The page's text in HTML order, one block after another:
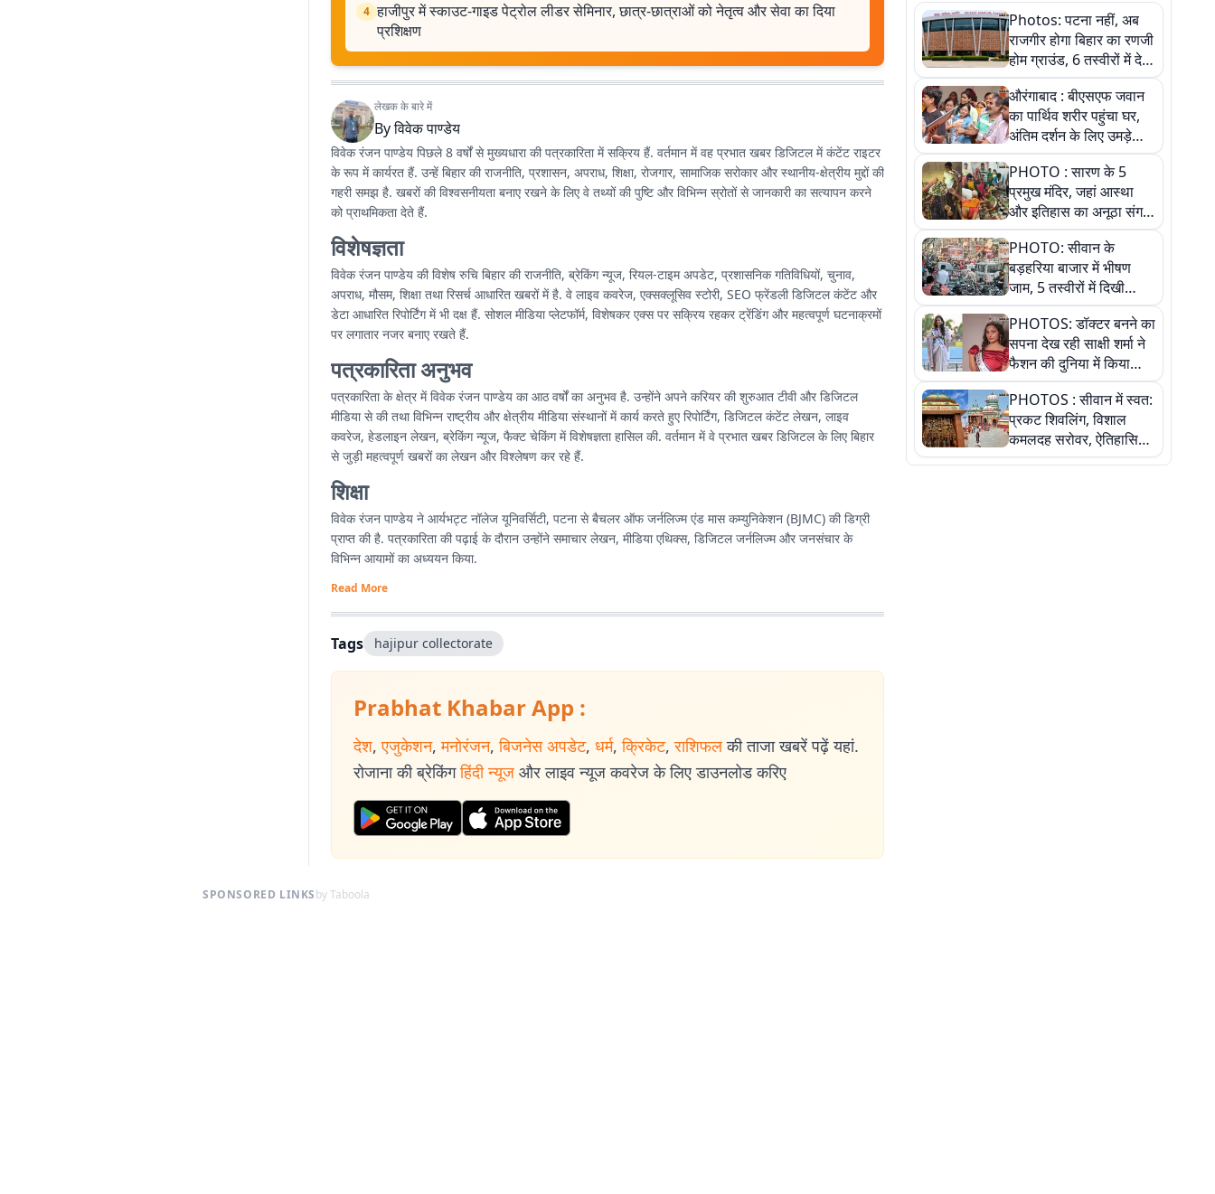
4 हाजीपुर में स्काउट-गाइड पेट्रोल लीडर सेमिनार, छात्र-छात्राओं को नेतृत्व और सेवा का दिया
प्रशिक्षण
लेखक के बारे में
Byविवेक पाण्डेय
विवेक रंजन पाण्डेय पिछले 8 वर्षों से मुख्यधारा की पत्रकारिता में सक्रिय हैं. वर्तमान में वह प्रभात खबर डिजिटल में कंटेंट राइटर
के रूप में कार्यरत हैं. उन्हें बिहार की राजनीति, प्रशासन, अपराध, शिक्षा, रोजगार, सामाजिक सरोकार और स्थानीय-क्षेत्रीय मुद्दों की
गहरी समझ है. खबरों की विश्वसनीयता बनाए रखने के लिए वे तथ्यों की पुष्टि और विभिन्न स्रोतों से जानकारी का सत्यापन करने
को प्राथमिकता देते हैं.
विशेषज्ञता
विवेक रंजन पाण्डेय की विशेष रुचि बिहार की राजनीति, ब्रेकिंग न्यूज, रियल-टाइम अपडेट, प्रशासनिक गतिविधियों, चुनाव,
अपराध, मौसम, शिक्षा तथा रिसर्च आधारित खबरों में है. वे लाइव कवरेज, एक्सक्लूसिव स्टोरी, SEO फ्रेंडली डिजिटल कंटेंट और
डेटा आधारित रिपोर्टिंग में भी दक्ष हैं. सोशल मीडिया प्लेटफॉर्म, विशेषकर एक्स पर सक्रिय रहकर ट्रेंडिंग और महत्वपूर्ण घटनाक्रमों
पर लगातार नजर बनाए रखते हैं.
पत्रकारिता अनुभव
पत्रकारिता के क्षेत्र में विवेक रंजन पाण्डेय का आठ वर्षों का अनुभव है. उन्होंने अपने करियर की शुरुआत टीवी और डिजिटल
मीडिया से की तथा विभिन्न राष्ट्रीय और क्षेत्रीय मीडिया संस्थानों में कार्य करते हुए रिपोर्टिंग, डिजिटल कंटेंट लेखन, लाइव
कवरेज, हेडलाइन लेखन, ब्रेकिंग न्यूज, फैक्ट चेकिंग में विशेषज्ञता हासिल की. वर्तमान में वे प्रभात खबर डिजिटल के लिए बिहार
से जुड़ी महत्वपूर्ण खबरों का लेखन और विश्लेषण कर रहे हैं.
शिक्षा
विवेक रंजन पाण्डेय ने आर्यभट्ट नॉलेज यूनिवर्सिटी, पटना से बैचलर ऑफ जर्नलिज्म एंड मास कम्युनिकेशन (BJMC) की डिग्री
प्राप्त की है. पत्रकारिता की पढ़ाई के दौरान उन्होंने समाचार लेखन, मीडिया एथिक्स, डिजिटल जर्नलिज्म और जनसंचार के
विभिन्न आयामों का अध्ययन किया.
Read More
Tags hajipur collectorate
Prabhat Khabar App :
देश, एजुकेशन, मनोरंजन, बिजनेस अपडेट, धर्म, क्रिकेट, राशिफल की ताजा खबरें पढ़ें यहां.
रोजाना की ब्रेकिंग हिंदी न्यूज और लाइव न्यूज कवरेज के लिए डाउनलोड करिए
Photos: पटना नहीं, अब
राजगीर होगा बिहार का रणजी
होम ग्राउंड, 6 तस्वीरों में देखें
नए स्टेडियम की पूरी कहानी
औरंगाबाद : बीएसएफ जवान
का पार्थिव शरीर पहुंचा घर,
अंतिम दर्शन के लिए उमड़े
लोग
PHOTO : सारण के 5
प्रमुख मंदिर, जहां आस्था
और इतिहास का अनूठा संगम,
तस्वीरों में जानिए
PHOTO: सीवान के
बड़हरिया बाजार में भीषण
जाम, 5 तस्वीरों में दिखी
अव्यवस्था
PHOTOS: डॉक्टर बनने का
सपना देख रही साक्षी शर्मा ने
फैशन की दुनिया में किया
कमाल,जानिए बेगूसराय की
बेटी ने कैसे दी अपने सपनों
को उड़ान
PHOTOS : सीवान में स्वत:
प्रकट शिवलिंग, विशाल
कमलदह सरोवर, ऐतिहासिक
महेंद्रनाथ मंदिर और घंटाघर
SPONSORED LINKSby Taboola